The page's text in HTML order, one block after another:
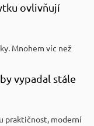
ovlivňují
Mnohem víc než
vypadal stále
praktičnost, moderní